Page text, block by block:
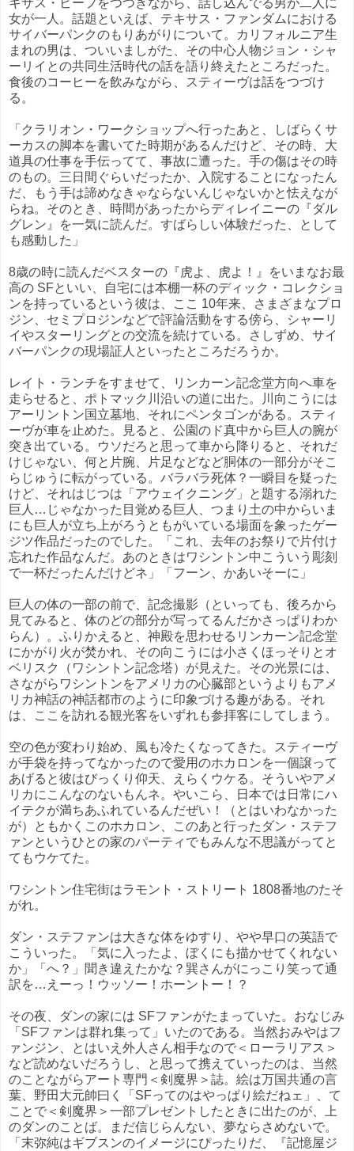
キサス・ビーフをつつきながら、話し込んでる男が二人に
女が一人。話題といえば、テキサス・ファンダムにおける
サイバーパンクのもりあがりについて。カリフォルニア生
まれの男は、ついいましがた、その中心人物ジョン・シャ
ーリイとの共同生活時代の話を語り終えたところだった。
食後のコーヒーを飲みながら、スティーヴは話をつづけ
る。
「クラリオン・ワークショップへ行ったあと、しばらくサ
ーカスの脚本を書いてた時期があるんだけど、その時、大
道具の仕事を手伝ってて、事故に遭った。手の傷はその時
のもの。三日間ぐらいだったか、入院することになったん
だ、もう手は諦めなきゃならないんじゃないかと怯えなが
らね。そのとき、時間があったからディレイニーの『ダル
グレン』を一気に読んだ。すばらしい体験だった、として
も感動した」
8歳の時に読んだベスターの『虎よ、虎よ！』をいまなお最
高の SFといい、自宅には本棚一杯のディック・コレクショ
ンを持っているという彼は、ここ 10年来、さまざまなプロ
ジン、セミプロジンなどで評論活動をする傍ら、シャーリ
イやスターリングとの交流を続けている。さしずめ、サイ
バーパンクの現場証人といったところだろうか。
レイト・ランチをすませて、リンカーン記念堂方向へ車を
走らせると、ポトマック川沿いの道に出た。川向こうには
アーリントン国立墓地、それにペンタゴンがある。スティ
ーヴが車を止めた。見ると、公園のド真中から巨人の腕が
突き出ている。ウソだろと思って車から降りると、それだ
けじゃない、何と片腕、片足などなど胴体の一部分がそこ
らじゅうに転がっている。バラバラ死体？一瞬目を疑った
けど、それはじつは「アウェイクニング」と題する溺れた
巨人…じゃなかった目覚める巨人、つまり土の中からいま
にも巨人が立ち上がろうともがいている場面を象ったゲー
ジツ作品だったのでした。「これ、去年のお祭りで片付け
忘れた作品なんだ。あのときはワシントン中こういう彫刻
で一杯だったんだけどネ」「フーン、かあいそーに」
巨人の体の一部の前で、記念撮影（といっても、後ろから
見てみると、体のどの部分が写ってるんだかさっぱりわか
らん）。ふりかえると、神殿を思わせるリンカーン記念堂
にかがり火が焚かれ、その向こうには小さくほっそりとオ
ベリスク（ワシントン記念塔）が見えた。その光景には、
さながらワシントンをアメリカの心臓部というよりもアメ
リカ神話の神話都市のように印象づける趣がある。それ
は、ここを訪れる観光客をいずれも参拝客にしてしまう。
空の色が変わり始め、風も冷たくなってきた。スティーヴ
が手袋を持ってなかったので愛用のホカロンを一個譲って
あげると彼はびっくり仰天、えらくウケる。そういやアメ
リカにこんなのないもんネ。やいこら、日本では日常にハ
イテクが満ちあふれているんだぜい！（とはいわなかった
が）ともかくこのホカロン、このあと行ったダン・ステフ
ァンというひとの家のパーティでもみんな不思議がってと
てもウケてた。
ワシントン住宅街はラモント・ストリート 1808番地のたそ
がれ。
ダン・ステファンは大きな体をゆすり、やや早口の英語で
こういった。「気に入ったよ、ぼくにも描かせてくれない
か」「へ？」聞き違えたかな？巽さんがにっこり笑って通
訳を…えーっ！ウッソー！ホーントー！？
その夜、ダンの家には SFファンがたまっていた。おなじみ
「SFファンは群れ集って」いたのである。当然おみやはフ
ァンジン、とはいえ外人さん相手なので＜ローラリアス＞
など読めないだろうし、と思って携えていったのは、当然
のことながらアート専門＜剣魔界＞誌。絵は万国共通の言
葉、野田大元帥曰く「SFってのはやっぱり絵だねェ」、て
ことで＜剣魔界＞一部プレゼントしたときに出たのが、上
のダンのことば。まだ信じらんない、夢ならさめないで。
「末弥純はギブスンのイメージにぴったりだ、『記憶屋ジ